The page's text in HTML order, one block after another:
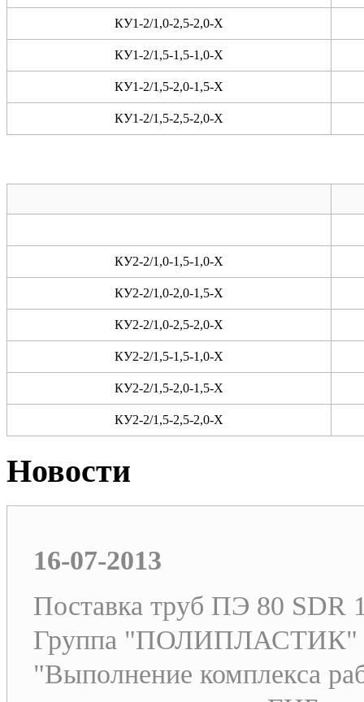
КУ1-2/1,0-2,5-2,0-X
КУ1-2/1,5-1,5-1,0-X
КУ1-2/1,5-2,0-1,5-X
КУ1-2/1,5-2,5-2,0-X
КУ2-2/1,0-1,5-1,0-X
КУ2-2/1,0-2,0-1,5-X
КУ2-2/1,0-2,5-2,0-X
КУ2-2/1,5-1,5-1,0-X
КУ2-2/1,5-2,0-1,5-X
КУ2-2/1,5-2,5-2,0-X
Новости
16-07-2013
Поставка труб ПЭ 80 SDR
Группа "ПОЛИПЛАСТИК" в
"Выполнение комплекса